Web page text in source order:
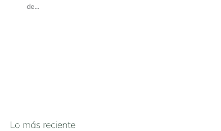
de…
Lo más reciente
N